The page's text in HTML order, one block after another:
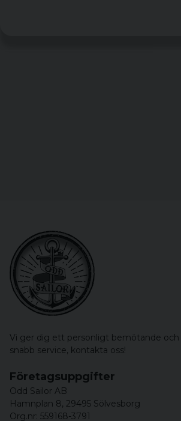
Vi ger dig ett personligt bemötande och
snabb service, kontakta oss!
Företagsuppgifter
Odd Sailor AB
Hamnplan 8, 29495 Sölvesborg
Org.nr: 559168-3791